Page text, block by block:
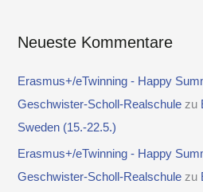
Neueste Kommentare
Erasmus+/eTwinning - Happy
Geschwister-Scholl-Realschule zu
Sweden (15.-22.5.)
Erasmus+/eTwinning - Happy
Geschwister-Scholl-Realschule zu